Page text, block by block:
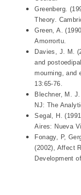
Greenberg.
Theory.
Green, A.
Amorrortu.
Davies, J. M.
and
mourning, and
13:65-76.
Blechner, M.
NJ: The
Segal, H.
Aires: Nueva
Fonagy, P,
(2002), Affect
Development